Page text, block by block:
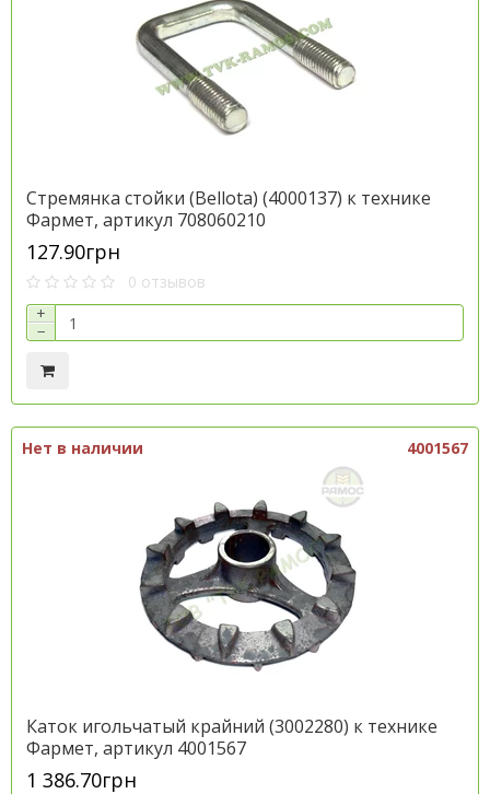
Стремянка стойки (Bellota) (4000137) к технике
Фармет, артикул 708060210
127.90грн
0 отзывов
+
−
Нет в наличии 4001567
Каток игольчатый крайний (3002280) к технике
Фармет, артикул 4001567
1 386.70грн